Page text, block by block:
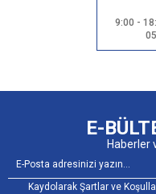
9:00 -
E-
Haberler
Kaydolarak Şartlar ve